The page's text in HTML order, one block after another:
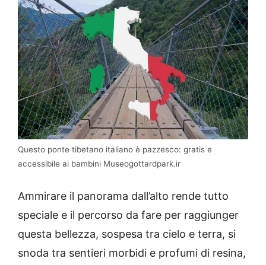
Questo ponte tibetano italiano è pazzesco: gratis e
accessibile ai bambini Museogottardpark.ir
Ammirare il panorama dall’alto rende tutto
speciale e il percorso da fare per raggiunger
questa bellezza, sospesa tra cielo e terra, si
snoda tra sentieri morbidi e profumi di resina,